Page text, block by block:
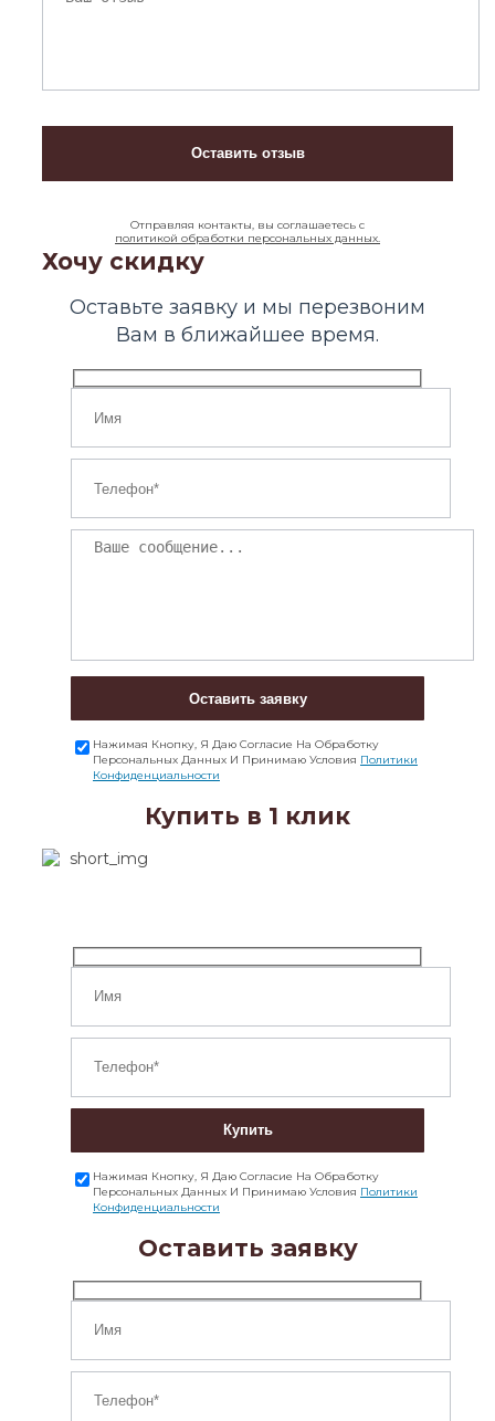
Отправляя контакты, вы соглашаетесь с
политикой обработки персональных данных.
Хочу скидку
Оставьте заявку и мы перезвоним
Вам в ближайшее время.
Оставить заявку
Нажимая Кнопку, Я Даю Согласие На Обработку
Персональных Данных И Принимаю Условия Политики
Конфиденциальности
Купить в 1 клик
Купить
Нажимая Кнопку, Я Даю Согласие На Обработку
Персональных Данных И Принимаю Условия Политики
Конфиденциальности
Оставить заявку